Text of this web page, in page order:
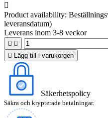

Product availability:
leveransdatum)
Leverans inom 3-8 veckor
 

Lägg till i varukorgen
Säkerhetspolicy
Säkra och krypterade betalningar.